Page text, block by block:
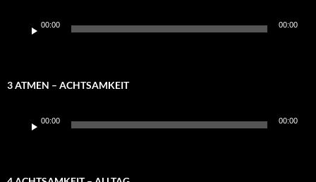
Player
00:00 00:00
3 ATMEN – ACHTSAMKEIT
Player
00:00 00:00